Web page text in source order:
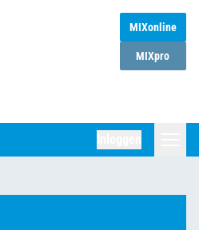
MIXonline
MIXpro